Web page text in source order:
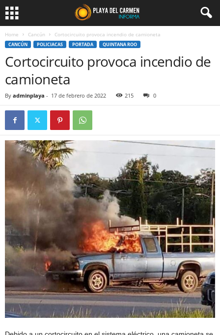
Home Cancún Cortocircuito provoca incendio de camioneta
CANCÚN POLICIACAS PORTADA QUINTANA ROO
Cortocircuito provoca incendio de
camioneta
By adminplaya - 17 de febrero de 2022 215 0